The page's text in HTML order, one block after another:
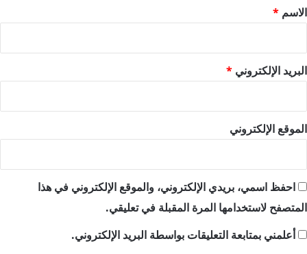
*
الاسم *
البريد الإلكتروني *
الموقع الإلكتروني
احفظ اسمي، بريدي الإلكتروني، والموقع الإلكتروني في هذا
المتصفح لاستخدامها المرة المقبلة في تعليقي.
أعلمني بمتابعة التعليقات بواسطة البريد الإلكتروني.